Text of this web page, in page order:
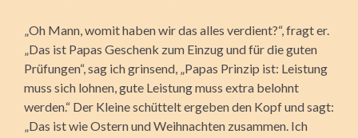
„Oh Mann, womit haben wir das alles verdient?“, fragt er.
„Das ist Papas Geschenk zum Einzug und für die guten
Prüfungen“, sag ich grinsend, „Papas Prinzip ist: Leistung
muss sich lohnen, gute Leistung muss extra belohnt
werden.“ Der Kleine schüttelt ergeben den Kopf und sagt:
„Das ist wie Ostern und Weihnachten zusammen. Ich